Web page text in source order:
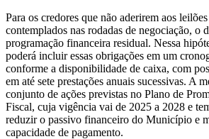
Para os credores que não aderirem aos
contemplados nas rodadas de negociação, o
programação financeira residual. Nessa
poderá incluir essas obrigações em um
conforme a disponibilidade de caixa, com
em até sete prestações anuais sucessivas. A
conjunto de ações previstas no Plano de
Fiscal, cuja vigência vai de 2025 a 2028 e
reduzir o passivo financeiro do Município e
capacidade de pagamento.